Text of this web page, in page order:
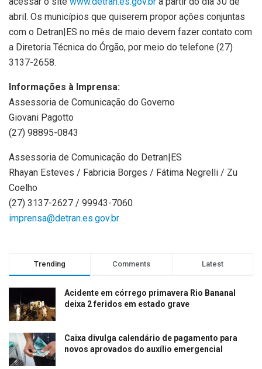
abril. Os municípios que quiserem propor ações conjuntas
com o Detran|ES no mês de maio devem fazer contato com
a Diretoria Técnica do Órgão, por meio do telefone (27)
3137-2658.
Informações à Imprensa:
Assessoria de Comunicação do Governo
Giovani Pagotto
(27) 98895-0843
Assessoria de Comunicação do Detran|ES
Rhayan Esteves / Fabricia Borges / Fátima Negrelli / Zu
Coelho
(27) 3137-2627 / 99943-7060
imprensa@detran.es.gov.br
Trending Comments Latest
Acidente em córrego primavera Rio Bananal
deixa 2 feridos em estado grave
Caixa divulga calendário de pagamento para
novos aprovados do auxílio emergencial